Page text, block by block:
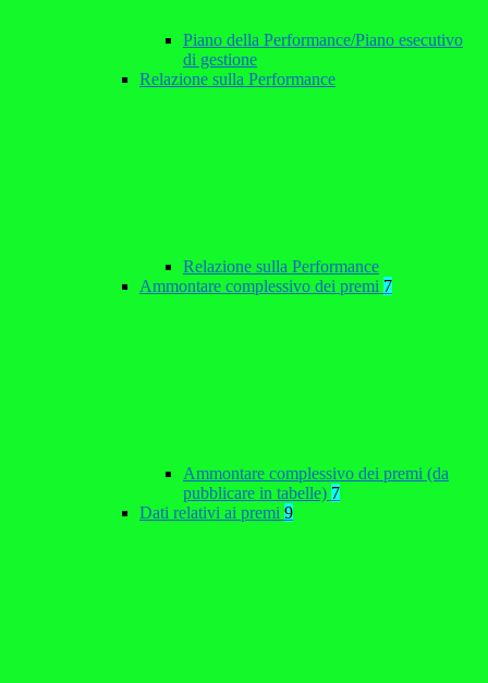
Piano della Performance/Piano esecutivo
di gestione
Relazione sulla Performance
Relazione sulla Performance
Ammontare complessivo dei premi 7
Ammontare complessivo dei premi (da
pubblicare in tabelle) 7
Dati relativi ai premi 9